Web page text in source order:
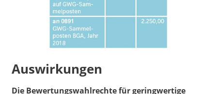
Auswirkungen
Die Bewertungswahlrechte für geringwertige